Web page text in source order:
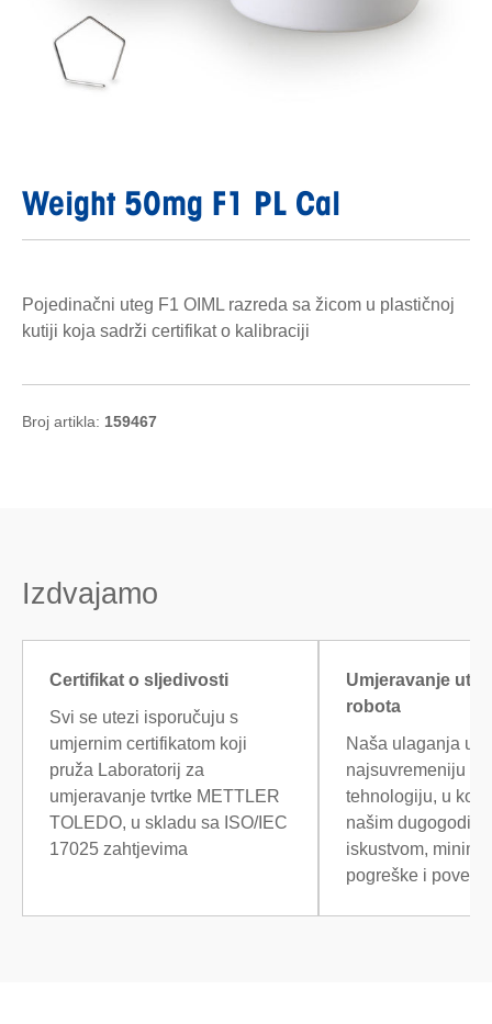
Weight 50mg F1 PL Cal
Pojedinačni uteg F1 OIML razreda sa žicom u plastičnoj
kutiji koja sadrži certifikat o kalibraciji
Broj artikla: 159467
Izdvajamo
Certifikat o sljedivosti
Svi se utezi isporučuju s
umjernim certifikatom koji
pruža Laboratorij za
umjeravanje tvrtke METTLER
TOLEDO, u skladu sa ISO/IEC
17025 zahtjevima
Umjeravanje
robota
Naša ulaganja u
najsuvremeniju
tehnologiju, u
našim
iskustvom,
pogreške i